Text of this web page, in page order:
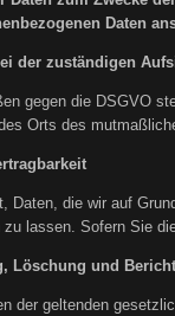
Daten
der zuständigen
gegen die DSGVO
Orts des
Daten, die wir auf
zu lassen. Sofern Sie
Löschung und
der geltenden